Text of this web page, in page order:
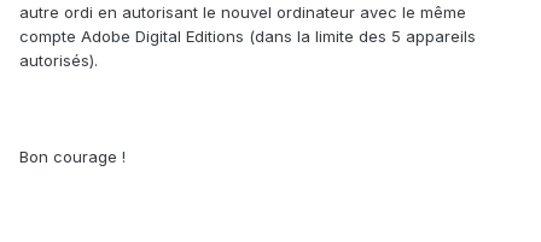
autre ordi en autorisant le nouvel ordinateur avec le même
compte Adobe Digital Editions (dans la limite des 5 appareils
autorisés).
Bon courage !